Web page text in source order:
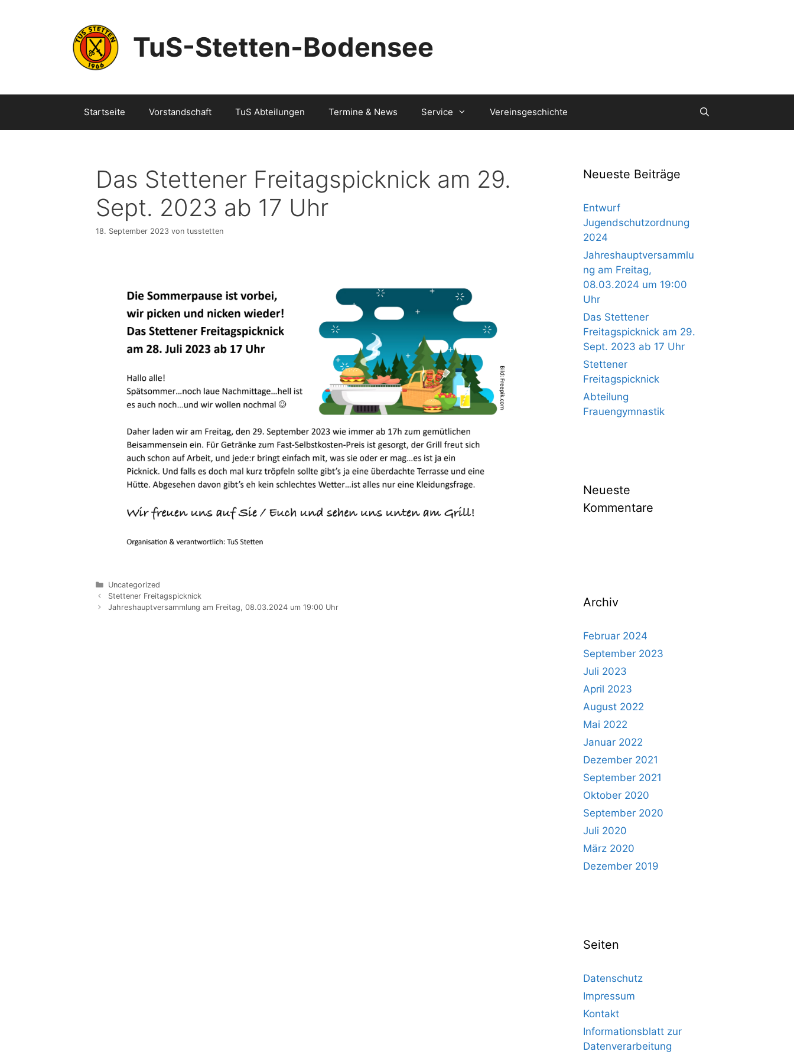
TuS-Stetten-Bodensee
Startseite Vorstandschaft TuS Abteilungen Termine & News Service Vereinsgeschichte
Das Stettener Freitagspicknick am 29.
Sept. 2023 ab 17 Uhr
18. September 2023 von tusstetten
Kategorien
Uncategorized
Beitrags-
Navigation
Stettener Freitagspicknick
Jahreshauptversammlung am Freitag, 08.03.2024 um 19:00 Uhr
Neueste Beiträge
Entwurf
Jugendschutzordnung
2024
Jahreshauptversammlu
ng am Freitag,
08.03.2024 um 19:00
Uhr
Das Stettener
Freitagspicknick am 29.
Sept. 2023 ab 17 Uhr
Stettener
Freitagspicknick
Abteilung
Frauengymnastik
Neueste
Kommentare
Archiv
Februar 2024
September 2023
Juli 2023
April 2023
August 2022
Mai 2022
Januar 2022
Dezember 2021
September 2021
Oktober 2020
September 2020
Juli 2020
März 2020
Dezember 2019
Seiten
Datenschutz
Impressum
Kontakt
Informationsblatt zur
Datenverarbeitung